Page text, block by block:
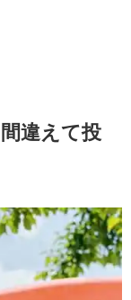
違えて投